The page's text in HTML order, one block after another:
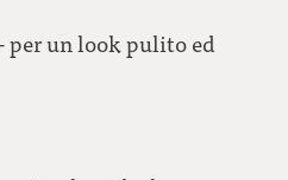
per un look pulito ed